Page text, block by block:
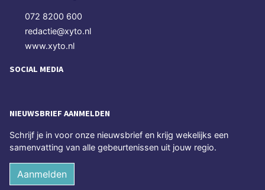
072 8200 600
redactie@xyto.nl
www.xyto.nl
SOCIAL MEDIA
NIEUWSBRIEF AANMELDEN
Schrijf je in voor onze nieuwsbrief en krijg wekelijks een
samenvatting van alle gebeurtenissen uit jouw regio.
Aanmelden